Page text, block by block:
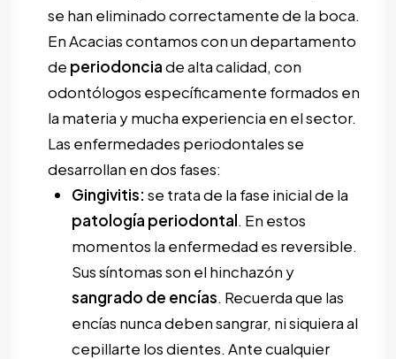
se han eliminado correctamente de la boca.
En Acacias contamos con un departamento
de periodonciade alta calidad, con
odontólogos específicamente formados en
la materia y mucha experiencia en el sector.
Las enfermedades periodontales se
desarrollan en dos fases:
Gingivitis: se trata de la fase inicial de la
patología periodontal. En estos
momentos la enfermedad es reversible.
Sus síntomas son el hinchazón y
sangrado de encías. Recuerda que las
encías nunca deben sangrar, ni siquiera al
cepillarte los dientes. Ante cualquier